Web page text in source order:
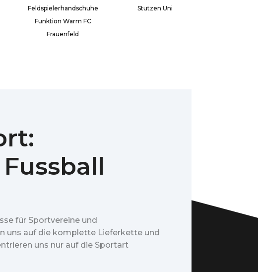
Feldspielerhandschuhe
Funktion Warm FC
Frauenfeld
Stutzen Uni
für Sportvereine und
uns auf die komplette Lieferkette und
uns nur auf die Sportart